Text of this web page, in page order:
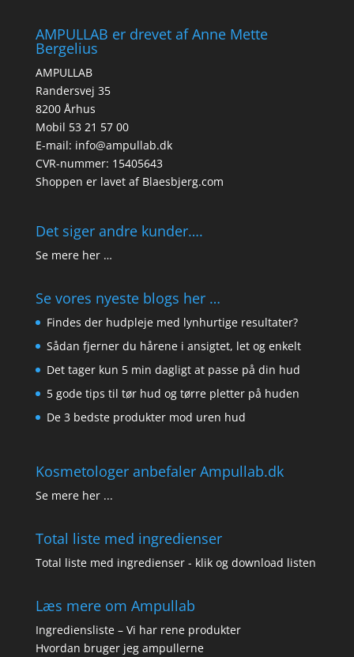
AMPULLAB er drevet af Anne Mette
Bergelius
AMPULLAB
Randersvej 35
8200 Århus
Mobil 53 21 57 00
E-mail: info@ampullab.dk
CVR-nummer: 15405643
Shoppen er lavet af Blaesbjerg.com
Det siger andre kunder….
Se mere her …
Se vores nyeste blogs her …
Findes der hudpleje med lynhurtige resultater?
Sådan fjerner du hårene i ansigtet, let og enkelt
Det tager kun 5 min dagligt at passe på din hud
5 gode tips til tør hud og tørre pletter på huden
De 3 bedste produkter mod uren hud
Kosmetologer anbefaler Ampullab.dk
Se mere her ...
Total liste med ingredienser
Total liste med ingredienser - klik og download listen
Læs mere om Ampullab
Ingrediensliste – Vi har rene produkter
Hvordan bruger jeg ampullerne